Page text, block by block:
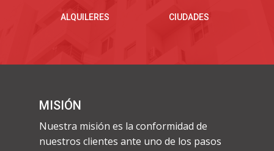
ALQUILERES CIUDADES
MISIÓN
Nuestra misión es la conformidad de
nuestros clientes ante uno de los pasos